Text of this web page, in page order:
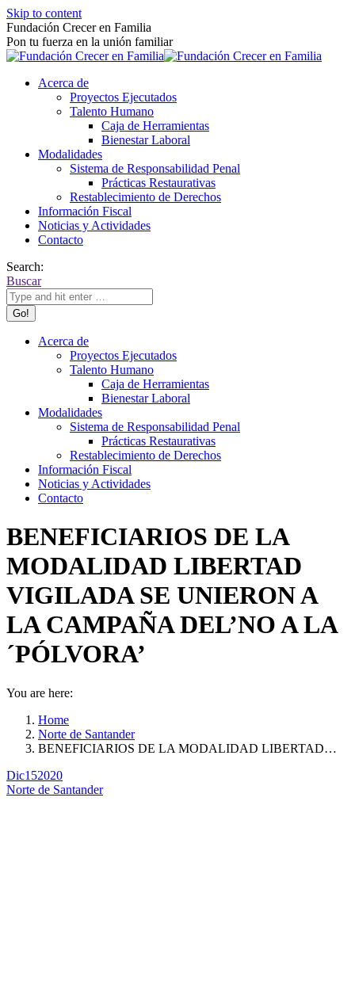
Skip to content
Fundación Crecer en Familia
Pon tu fuerza en la unión familiar
Acerca de
Proyectos Ejecutados
Talento Humano
Caja de Herramientas
Bienestar Laboral
Modalidades
Sistema de Responsabilidad Penal
Prácticas Restaurativas
Restablecimiento de Derechos
Información Fiscal
Noticias y Actividades
Contacto
Search:
Buscar
Acerca de
Proyectos Ejecutados
Talento Humano
Caja de Herramientas
Bienestar Laboral
Modalidades
Sistema de Responsabilidad Penal
Prácticas Restaurativas
Restablecimiento de Derechos
Información Fiscal
Noticias y Actividades
Contacto
BENEFICIARIOS DE LA
MODALIDAD LIBERTAD
VIGILADA SE UNIERON A
LA CAMPAÑA DEL’NO A LA
´PÓLVORA’
You are here:
Home
Norte de Santander
BENEFICIARIOS DE LA MODALIDAD LIBERTAD…
Dic152020
Norte de Santander